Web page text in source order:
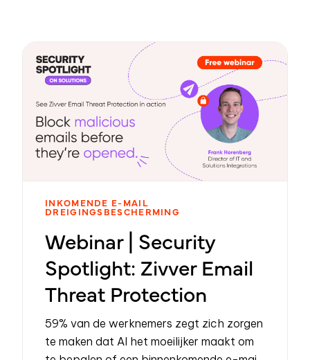
INKOMENDE E-MAIL
DREIGINGSBESCHERMING
Webinar | Security
Spotlight: Zivver Email
Threat Protection
59% van de werknemers zegt zich zorgen
te maken dat AI het moeilijker maakt om